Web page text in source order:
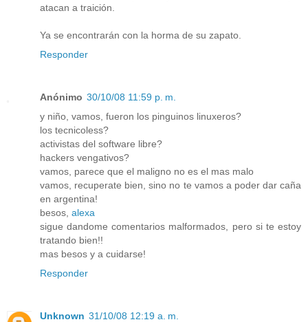
atacan a traición.
Ya se encontrarán con la horma de su zapato.
Responder
Anónimo 30/10/08 11:59 p. m.
y niño, vamos, fueron los pinguinos linuxeros?
los tecnicoless?
activistas del software libre?
hackers vengativos?
vamos, parece que el maligno no es el mas malo
vamos, recuperate bien, sino no te vamos a poder dar caña
en argentina!
besos, alexa
sigue dandome comentarios malformados, pero si te estoy
tratando bien!!
mas besos y a cuidarse!
Responder
Unknown 31/10/08 12:19 a. m.